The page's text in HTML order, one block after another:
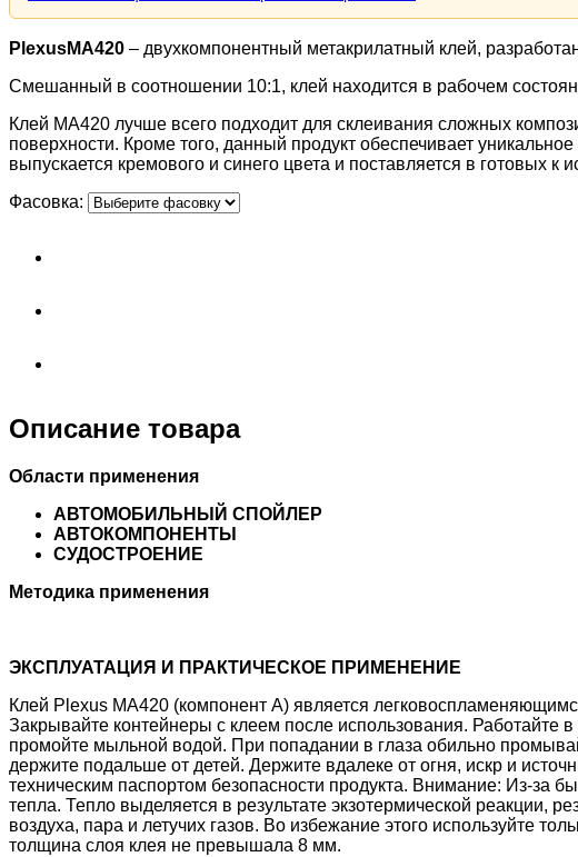
PlexusMA420 – двухкомпонентный метакрилатный клей,
Смешанный в соотношении 10:1, клей находится в рабочем
Клей MA420 лучше всего подходит для склеивания сложных
поверхности. Кроме того, данный продукт обеспечивает
выпускается кремового и синего цвета и поставляется в готовых
Фасовка:
Описание товара
Области применения
АВТОМОБИЛЬНЫЙ СПОЙЛЕР
АВТОКОМПОНЕНТЫ
СУДОСТРОЕНИЕ
Методика применения
ЭКСПЛУАТАЦИЯ И ПРАКТИЧЕСКОЕ ПРИМЕНЕНИЕ
Клей Plexus MA420 (компонент А) является
Закрывайте контейнеры с клеем после использования. Работайте
промойте мыльной водой. При попадании в глаза обильно
держите подальше от детей. Держите вдалеке от огня, искр и
техническим паспортом безопасности продукта. Внимание: Из-за
тепла. Тепло выделяется в результате экзотермической реакции,
воздуха, пара и летучих газов. Во избежание этого используйте
толщина слоя клея не превышала 8 мм.